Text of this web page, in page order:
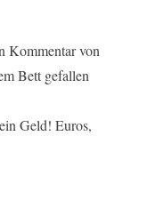
Kommentar von
Bett gefallen
Geld! Euros,